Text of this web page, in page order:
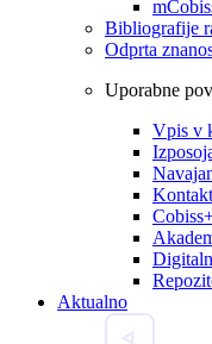
Bibliografije
Odprta
Uporabne
Vpis v
Kontakt
Aktualno